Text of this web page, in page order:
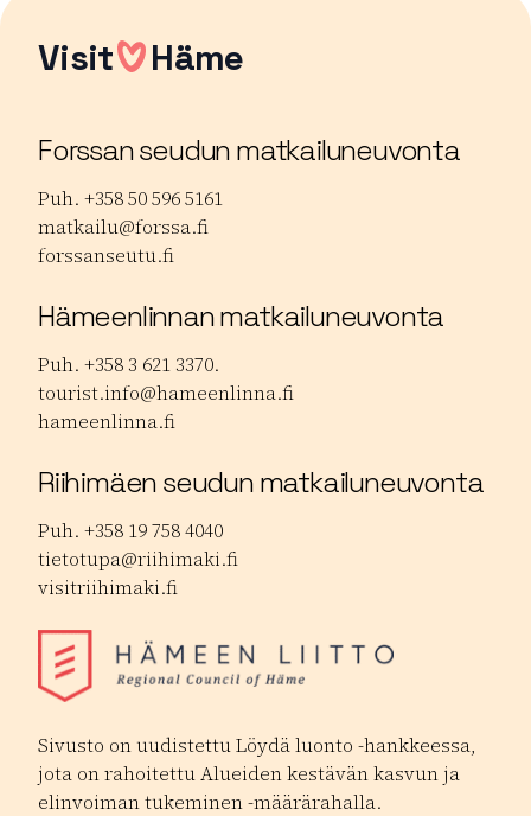
Visit Häme
Forssan seudun matkailuneuvonta
Puh. +358 50 596 5161
matkailu@forssa.fi
forssanseutu.fi
Hämeenlinnan matkailuneuvonta
Puh. +358 3 621 3370.
tourist.info@hameenlinna.fi
hameenlinna.fi
Riihimäen seudun matkailuneuvonta
Puh. +358 19 758 4040
tietotupa@riihimaki.fi
visitriihimaki.fi
Sivusto on uudistettu Löydä luonto -hankkeessa,
jota on rahoitettu Alueiden kestävän kasvun ja
elinvoiman tukeminen -määrärahalla.